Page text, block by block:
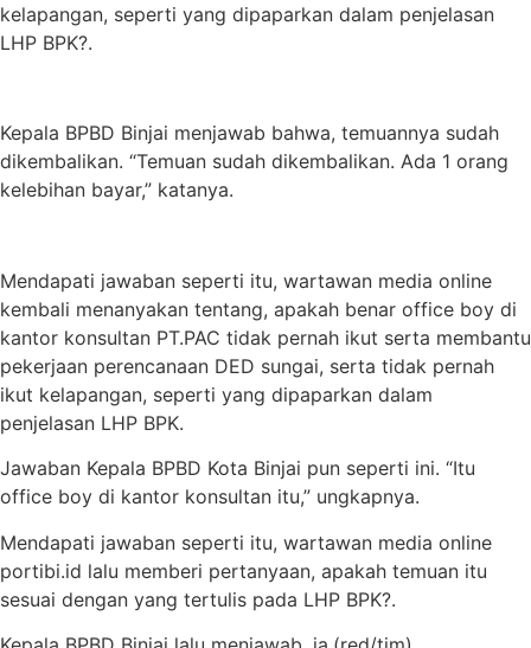
kelapangan, seperti yang dipaparkan dalam penjelasan
LHP BPK?.
Kepala BPBD Binjai menjawab bahwa, temuannya sudah
dikembalikan. “Temuan sudah dikembalikan. Ada 1 orang
kelebihan bayar,” katanya.
Mendapati jawaban seperti itu, wartawan media online
kembali menanyakan tentang, apakah benar office boy di
kantor konsultan PT.PAC tidak pernah ikut serta membantu
pekerjaan perencanaan DED sungai, serta tidak pernah
ikut kelapangan, seperti yang dipaparkan dalam
penjelasan LHP BPK.
Jawaban Kepala BPBD Kota Binjai pun seperti ini. “Itu
office boy di kantor konsultan itu,” ungkapnya.
Mendapati jawaban seperti itu, wartawan media online
portibi.id lalu memberi pertanyaan, apakah temuan itu
sesuai dengan yang tertulis pada LHP BPK?.